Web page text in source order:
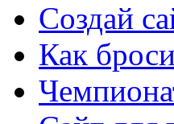
Создай
Как